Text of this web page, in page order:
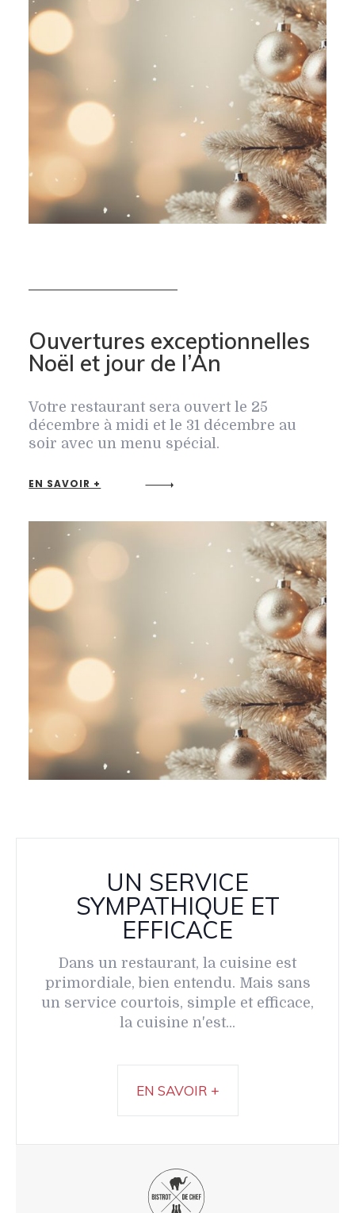
Ouvertures exceptionnelles
Noël et jour de l’An
Votre restaurant sera ouvert le 25
décembre à midi et le 31 décembre au
soir avec un menu spécial.
EN SAVOIR +
UN SERVICE
SYMPATHIQUE ET
EFFICACE
Dans un restaurant, la cuisine est
primordiale, bien entendu. Mais sans
un service courtois, simple et efficace,
la cuisine n'est...
EN SAVOIR +